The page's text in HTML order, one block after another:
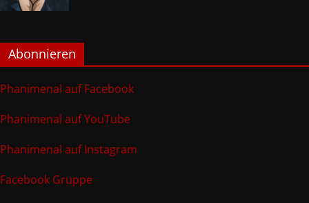
Abonnieren
Phanimenal auf Facebook
Phanimenal auf YouTube
Phanimenal auf Instagram
Facebook Gruppe